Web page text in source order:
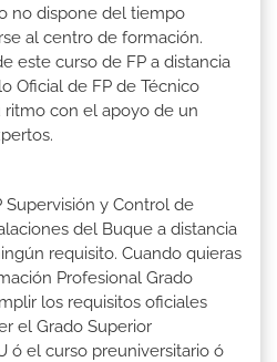
no dispone del tiempo
al centro de formación.
este curso de FP a distancia
Oficial de FP de Técnico
con el apoyo de un
Supervisión y Control de
del Buque a distancia
requisito. Cuando quieras
Profesional Grado
los requisitos oficiales
el Grado Superior
ó el curso preuniversitario ó